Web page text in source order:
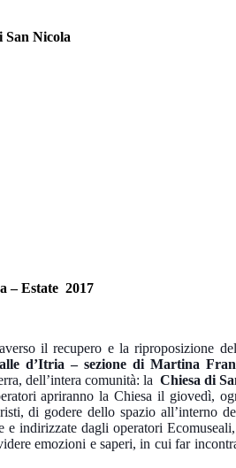
San Nicola
– Estate 2017
il recupero e la riproposizione
d’Itria – sezione di Martina
dell’intera comunità: la Chiesa di
apriranno la Chiesa il giovedì,
di godere dello spazio all’interno
e indirizzate dagli operatori
emozioni e saperi, in cui far